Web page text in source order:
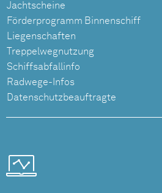
Jachtscheine
Förderprogramm Binnenschiff
Liegenschaften
Treppelwegnutzung
Schiffsabfallinfo
Radwege-Infos
Datenschutzbeauftragte